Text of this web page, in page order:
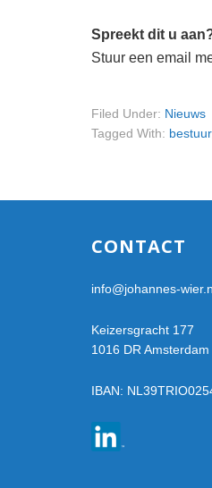
Spreekt dit u
Stuur een email
Filed Under: Nieuws
Tagged With: bestuur,
CONTACT
info@johannes-
Keizersgracht 177
1016 DR Amsterdam
IBAN: